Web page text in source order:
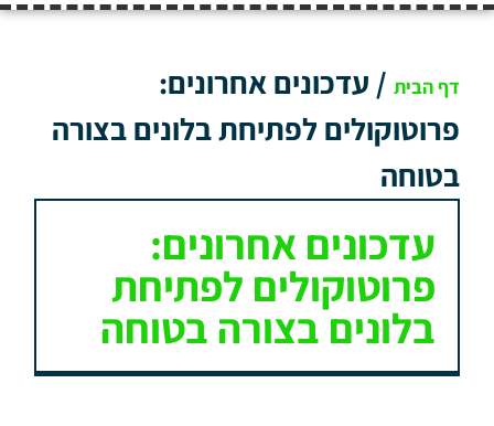
דף הבית / עדכונים אחרונים:
פרוטוקולים לפתיחת בלונים בצורה
בטוחה
עדכונים אחרונים:
פרוטוקולים לפתיחת
בלונים בצורה בטוחה